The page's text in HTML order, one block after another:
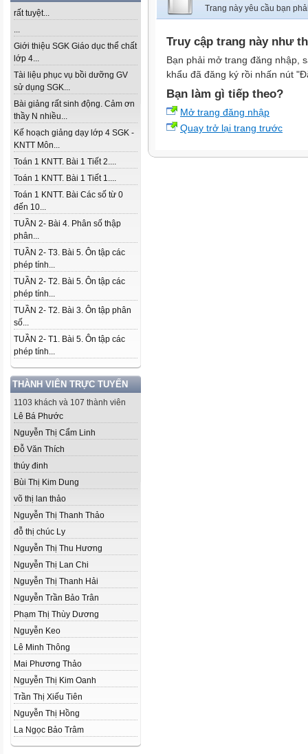
rất tuyệt...
...
Giới thiệu SGK Giáo dục thể chất
lớp 4...
Tài liệu phục vụ bồi dưỡng GV
sử dụng SGK...
Bài giảng rất sinh động. Cảm ơn
thầy N nhiều...
Kế hoạch giảng dạy lớp 4 SGK -
KNTT Môn...
Toán 1 KNTT. Bài 1 Tiết 2....
Toán 1 KNTT. Bài 1 Tiết 1....
Toán 1 KNTT. Bài Các số từ 0
đến 10...
TUẦN 2- Bài 4. Phân số thập
phân...
TUẦN 2- T3. Bài 5. Ôn tập các
phép tính...
TUẦN 2- T2. Bài 5. Ôn tập các
phép tính...
TUẦN 2- T2. Bài 3. Ôn tập phân
số...
TUẦN 2- T1. Bài 5. Ôn tập các
phép tính...
THÀNH VIÊN TRỰC TUYẾN
1103 khách và 107 thành viên
Lê Bá Phước
Nguyễn Thị Cẩm Linh
Đỗ Văn Thích
thúy đinh
Bùi Thị Kim Dung
võ thị lan thảo
Nguyễn Thị Thanh Thảo
đỗ thị chúc Ly
Nguyễn Thị Thu Hương
Nguyễn Thị Lan Chi
Nguyễn Thị Thanh Hải
Nguyễn Trần Bảo Trân
Phạm Thị Thùy Dương
Nguyễn Keo
Lê Minh Thông
Mai Phương Thảo
Nguyễn Thị Kim Oanh
Trần Thị Xiếu Tiên
Nguyễn Thị Hồng
La Ngọc Bảo Trâm
Trang này yêu cầu bạn
Truy cập trang này như
Bạn phải mở trang đăng nhập,
khẩu đã đăng ký rồi nhấn nút
Bạn làm gì tiếp theo?
Mở trang đăng nhập
Quay trở lại trang trước